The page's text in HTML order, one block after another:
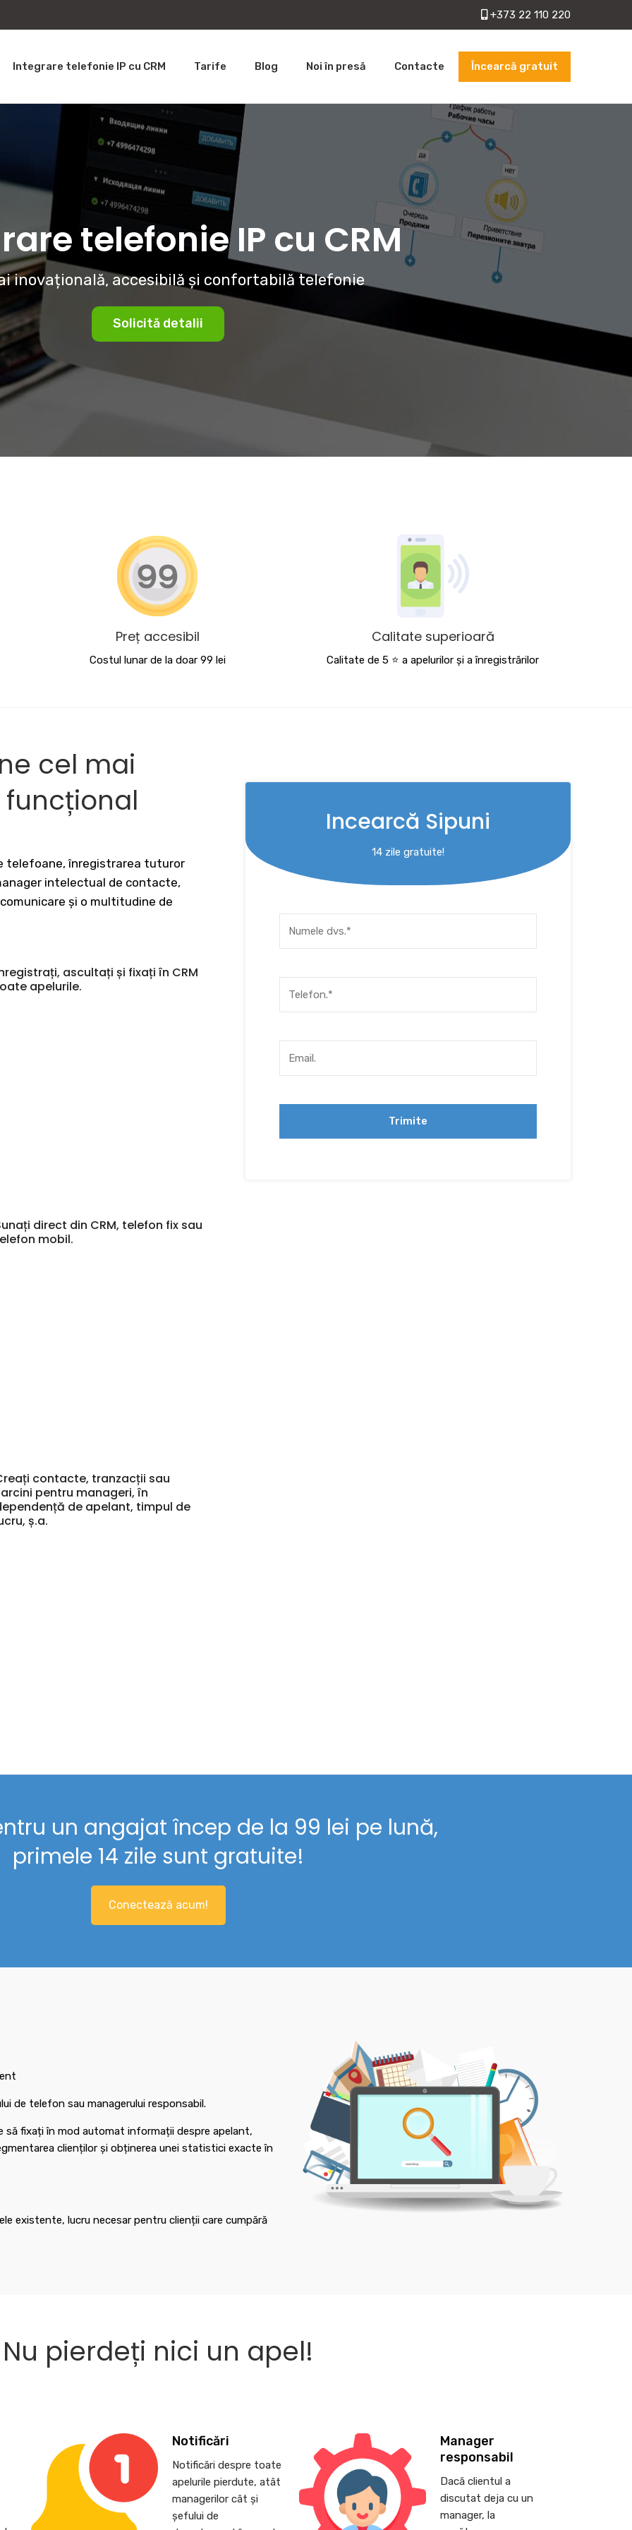
+373 22 110 220
Integrare telefonie IP cu CRM Tarife Blog Noi în presă Contacte Încearcă gratuit
telefonie IP cu CRM
inovațională, accesibilă și confortabilă telefonie
Solicită detalii
Preț accesibil
Costul lunar de la doar 99 lei
Calitate superioară
Calitate de 5 ⭐️ a apelurilor și a înregistrărilor
cel mai
telefoane, înregistrarea tuturor
intelectual de contacte,
și o multitudine de
ascultați și fixați în CRM
apelurile.
direct din CRM, telefon fix sau
mobil.
contacte, tranzacții sau
pentru manageri, în
de apelant, timpul de
ș.a.
Incearcă Sipuni
14 zile gratuite!
un angajat încep de la 99 lei pe lună,
primele 14 zile sunt gratuite!
Conectează acum!
de telefon sau managerului responsabil.
să fixați în mod automat informații despre apelant,
clienților și obținerea unei statistici exacte în
existente, lucru necesar pentru clienții care cumpără
Nu pierdeți nici un apel!
Notificări
Notificări despre toate
apelurile pierdute, atât
managerilor cât și
șefului de
Manager
responsabil
Dacă clientul a
discutat deja cu un
manager, la